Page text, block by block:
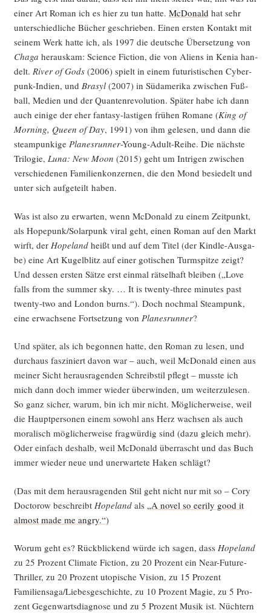
einer Art Roman ich es hier zu tun hat­te. McDo­naldhat sehr
unter­schied­li­che Bücher geschrie­ben. Einen ers­ten Kon­takt mit
sei­nem Werk hat­te ich, als 1997 die deut­sche Über­set­zung von
Cha­ga her­aus­kam: Sci­ence Fic­tion, die von Ali­ens in Kenia han­
delt. River of Gods(2006) spielt in einem futu­ris­ti­schen Cyber­
punk-Indi­en, und Brasyl(2007) in Süd­ame­ri­ka zwi­schen Fuß­
ball, Medi­en und der Quan­ten­re­vo­lu­ti­on. Spä­ter habe ich dann
auch eini­ge der eher fan­ta­sy-las­ti­gen frü­hen Roma­ne (King of
Mor­ning, Queen of Day, 1991) von ihm gele­sen, und dann die
steam­pun­ki­ge Pla­nes­run­ner-Young-Adult-Rei­he. Die nächs­te
Tri­lo­gie, Luna: New Moon (2015) geht um Intri­gen zwi­schen
ver­schie­de­nen Fami­li­en­kon­zer­nen, die den Mond besie­delt und
unter sich auf­ge­teilt haben.
Was ist also zu erwar­ten, wenn McDo­nald zu einem Zeit­punkt,
als Hopepunk/Solarpunk viral geht, einen Roman auf den Markt
wirft, der Hope­landheißt und auf dem Titel (der Kind­le-Aus­ga­
be) eine Art Kugel­blitz auf einer goti­schen Turm­spit­ze zeigt?
Und des­sen ers­ten Sät­ze erst ein­mal rät­sel­haft blei­ben („Love
falls from the sum­mer sky. … It is twen­ty-three minu­tes past
twen­ty-two and Lon­don burns.“). Doch noch­mal Steam­punk,
eine erwach­se­ne Fort­set­zung von Pla­nes­run­ner?
Und spä­ter, als ich begon­nen hat­te, den Roman zu lesen, und
durch­aus fas­zi­niert davon war – auch, weil McDo­nald einen aus
mei­ner Sicht her­aus­ra­gen­den Schreib­stil pflegt – muss­te ich
mich dann doch immer wie­der über­win­den, um wei­ter­zu­le­sen.
So ganz sicher, war­um, bin ich mir nicht. Mög­li­cher­wei­se, weil
die Haupt­per­so­nen einem sowohl ans Herz wach­sen als auch
mora­lisch mög­li­cher­wei­se frag­wür­dig sind (dazu gleich mehr).
Oder ein­fach des­halb, weil McDo­nald über­rascht und das Buch
immer wie­der neue und uner­war­te­te Haken schlägt?
(Das mit dem her­aus­ra­gen­den Stil geht nicht nur mit so – Cory
Doc­to­row beschreibt Hope­landals „A novel so eeri­ly good it
almost made me angry.“)
Wor­um geht es? Rück­bli­ckend wür­de ich sagen, dass Hope­land
zu 25 Pro­zent Cli­ma­te Fic­tion, zu 20 Pro­zent ein Near-Future-
Thril­ler, zu 20 Pro­zent uto­pi­sche Visi­on, zu 15 Pro­zent
Familiensaga/Liebesgeschichte, zu 10 Pro­zent Magie, zu 5 Pro­
zent Gegen­warts­dia­gno­se und zu 5 Pro­zent Musik ist. Nüch­tern